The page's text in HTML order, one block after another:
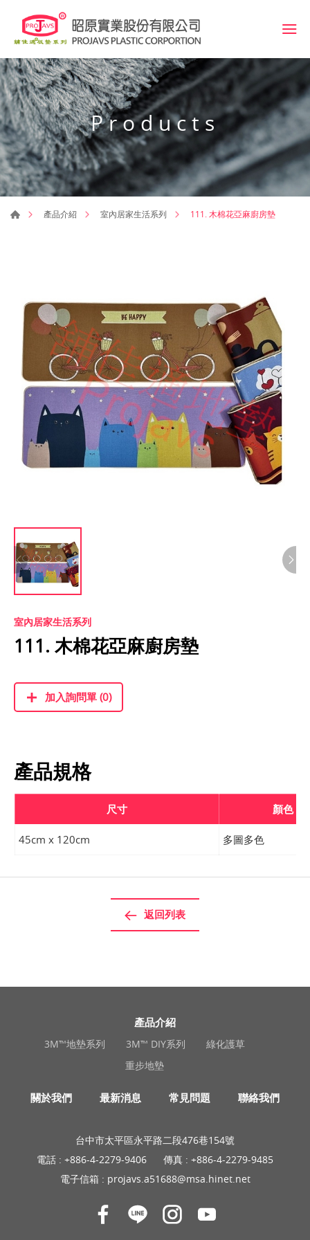
Products
產品介紹 室內居家生活系列 111. 木棉花亞麻廚房墊
室內居家生活系列
111. 木棉花亞麻廚房墊
加入詢問單 (0)
產品規格
尺寸 顏色
45cm x 120cm 多圖多色
返回列表
產品介紹
3M™地墊系列 3M™ DIY系列
綠化護草
重步地墊
關於我們 最新消息 常見問題 聯絡我們
台中市太平區永平路二段476巷154號
電話 : +886-4-2279-9406
傳真 : +886-4-2279-9485
電子信箱 : projavs.a51688@msa.hinet.net